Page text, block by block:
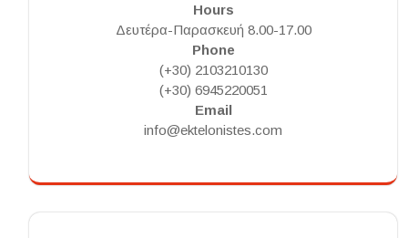
Hours
Δευτέρα-Παρασκευή 8.00-17.00
Phone
(+30) 2103210130
(+30) 6945220051
Email
info@ektelonistes.com